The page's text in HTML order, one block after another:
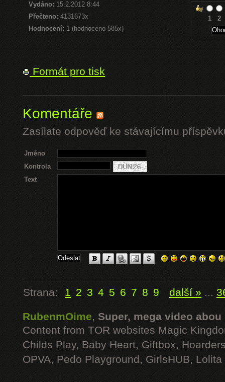
Vydáno: 15.2.2012 8:44
Přečteno:4131673x
Hodnocení: 1 (hodnoceno 585x)
1 2
Formát pro tisk
Komentáře
Zasílate odpověď ke stávajícímu
Jméno
Kontrola
Text
Strana: 1 2 3 4 5 6 7 8 9 další » ...
RubenmOime, Super, mega video abou
Content from TOR websites Magic
Childs Play, Baby Heart, Giftbox,
OPVA, Pedo Playground, GirlsHUB, Lolita